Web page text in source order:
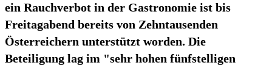
ein Rauchverbot in der Gastronomie ist bis
Freitagabend bereits von Zehntausenden
Österreichern unterstützt worden. Die
Beteiligung lag im "sehr hohen fünfstelligen